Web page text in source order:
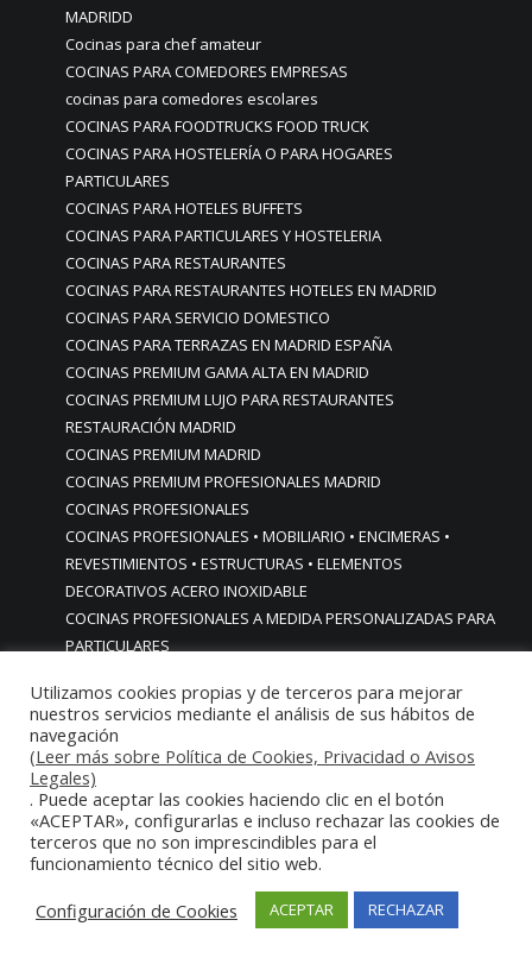
MADRIDD
Cocinas para chef amateur
COCINAS PARA COMEDORES EMPRESAS
cocinas para comedores escolares
COCINAS PARA FOODTRUCKS FOOD TRUCK
COCINAS PARA HOSTELERÍA O PARA HOGARES
PARTICULARES
COCINAS PARA HOTELES BUFFETS
COCINAS PARA PARTICULARES Y HOSTELERIA
COCINAS PARA RESTAURANTES
COCINAS PARA RESTAURANTES HOTELES EN MADRID
COCINAS PARA SERVICIO DOMESTICO
COCINAS PARA TERRAZAS EN MADRID ESPAÑA
COCINAS PREMIUM GAMA ALTA EN MADRID
COCINAS PREMIUM LUJO PARA RESTAURANTES
RESTAURACIÓN MADRID
COCINAS PREMIUM MADRID
COCINAS PREMIUM PROFESIONALES MADRID
COCINAS PROFESIONALES
COCINAS PROFESIONALES • MOBILIARIO • ENCIMERAS •
REVESTIMIENTOS • ESTRUCTURAS • ELEMENTOS
DECORATIVOS ACERO INOXIDABLE
COCINAS PROFESIONALES A MEDIDA PERSONALIZADAS PARA
PARTICULARES
COCINAS PROFESIONALES HORECA
COCINAS PROFESIONALES HOSTELERÍA MADRID
Cocinas profesionales industriales monoblock a medida
personalizadas
Cocinas profesionales industriales monoblock a medida
personalizadasCocinas profesionales industriales
monoblock a medida personalizadas
cocinas profesionales industriales para casas chalets
particulares urbanizaciones lujo madrid reformas cocinas
Utilizamos cookies propias y de terceros para mejorar
nuestros servicios mediante el análisis de sus hábitos de
navegación
(Leer más sobre Política de Cookies, Privacidad o Avisos
Legales)
. Puede aceptar las cookies haciendo clic en el botón
«ACEPTAR», configurarlas e incluso rechazar las cookies de
terceros que no son imprescindibles para el
funcionamiento técnico del sitio web.
Configuración de Cookies
ACEPTAR RECHAZAR